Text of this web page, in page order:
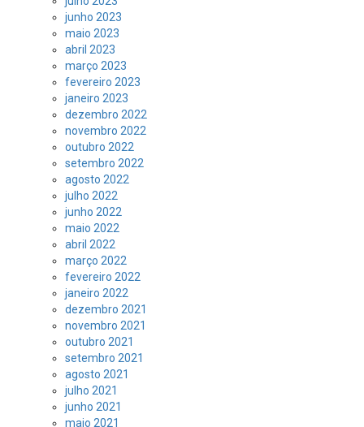
junho 2023
maio 2023
abril 2023
março 2023
fevereiro 2023
janeiro 2023
dezembro 2022
novembro 2022
outubro 2022
setembro 2022
agosto 2022
julho 2022
junho 2022
maio 2022
abril 2022
março 2022
fevereiro 2022
janeiro 2022
dezembro 2021
novembro 2021
outubro 2021
setembro 2021
agosto 2021
julho 2021
junho 2021
maio 2021